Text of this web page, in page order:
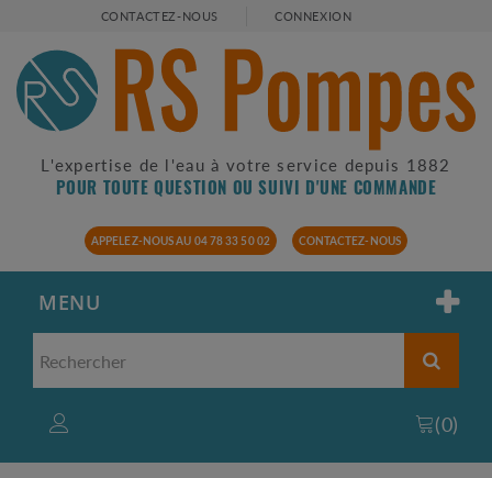
CONTACTEZ-NOUS CONNEXION
L'expertise de l'eau à votre service depuis 1882
POUR TOUTE QUESTION OU SUIVI D'UNE COMMANDE
APPELEZ-NOUS AU 04 78 33 50 02 CONTACTEZ-NOUS
MENU
(0)